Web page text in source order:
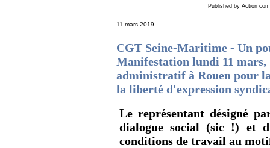
Published by Action
11 mars 2019
CGT Seine-Maritime - Un
Manifestation lundi 11
administratif à Rouen pour
la liberté d'expression
Le représentant désigné
dialogue social (sic !) et
conditions de travail au